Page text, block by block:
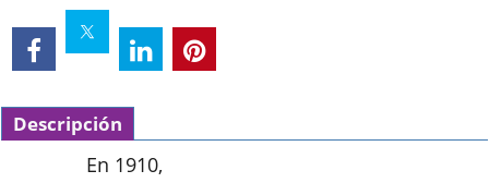
Descripción
En 1910,